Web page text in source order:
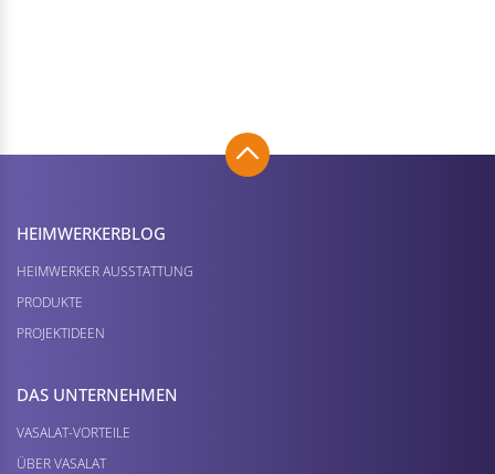
HEIMWERKER­BLOG
HEIMWERKER AUSSTATTUNG
PRODUKTE
PROJEKTIDEEN
DAS UNTERNEHMEN
VASALAT-VORTEILE
ÜBER VASALAT